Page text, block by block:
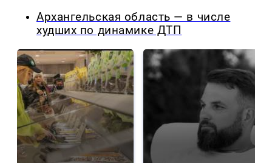
Архангельская область — в числе
худших по динамике ДТП